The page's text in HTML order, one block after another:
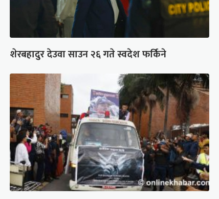
शेरबहादुर देउवा साउन २६ गते स्वदेश फर्किने